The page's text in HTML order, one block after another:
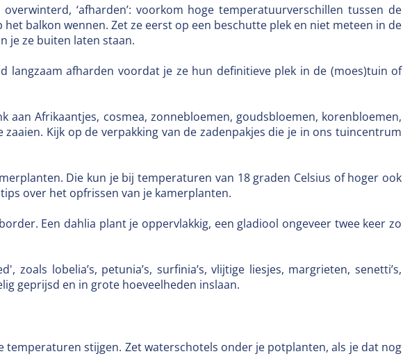
‘afharden’: voorkom hoge temperatuurverschillen tussen de
balkon wennen. Zet ze eerst op een beschutte plek en niet meteen in de
je ze buiten laten staan.
afharden voordat je ze hun definitieve plek in de (moes)tuin of
Afrikaantjes, cosmea, zonnebloemen, goudsbloemen, korenbloemen,
Kijk op de verpakking van de zadenpakjes die je in ons tuincentrum
Die kun je bij temperaturen van 18 graden Celsius of hoger ook
over het opfrissen van je kamerplanten.
Een dahlia plant je oppervlakkig, een gladiool ongeveer twee keer zo
lobelia’s, petunia’s, surfinia’s, vlijtige liesjes, margrieten, senetti’s,
geprijsd en in grote hoeveelheden inslaan.
stijgen. Zet waterschotels onder je potplanten, als je dat nog